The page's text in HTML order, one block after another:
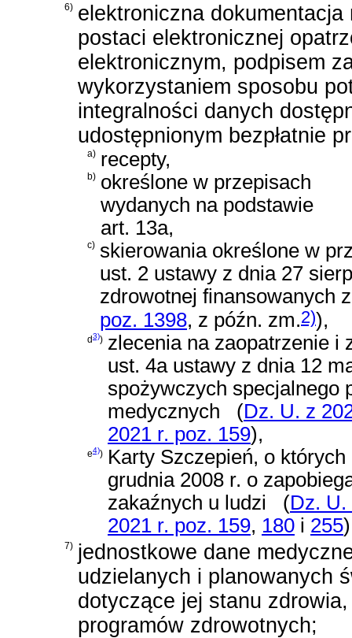
6) elektroniczna
postaci elektronicznej
elektronicznym, podpisem
wykorzystaniem sposobu
integralności danych
udostępnionym bezpłatnie
a) recepty,
b) określone w przepisach
wydanych na podstawie
art. 13a,
c) skierowania określone w
ust. 2 ustawy z dnia 27
zdrowotnej finansowanych
poz. 1398, z późn. zm.2)),
d3)) zlecenia na zaopatrzenie i
ust. 4a ustawy z dnia 12
spożywczych specjalnego
medycznych
(Dz. U. z
2021 r. poz. 159),
e4)) Karty Szczepień, o
grudnia 2008 r. o
zakaźnych u ludzi
(Dz. U.
2021 r. poz. 159, 180 i 255)
7) jednostkowe dane
udzielanych i planowanych
dotyczące jej stanu
programów zdrowotnych;